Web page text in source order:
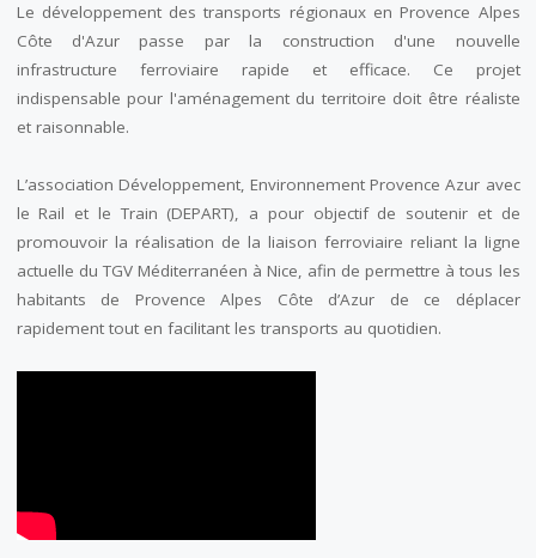
Le développement des transports régionaux en Provence Alpes
Côte d'Azur passe par la construction d'une nouvelle
infrastructure ferroviaire rapide et efficace. Ce projet
indispensable pour l'aménagement du territoire doit être réaliste
et raisonnable.
L’association Développement, Environnement Provence Azur avec
le Rail et le Train (DEPART), a pour objectif de soutenir et de
promouvoir la réalisation de la liaison ferroviaire reliant la ligne
actuelle du TGV Méditerranéen à Nice, afin de permettre à tous les
habitants de Provence Alpes Côte d’Azur de ce déplacer
rapidement tout en facilitant les transports au quotidien.